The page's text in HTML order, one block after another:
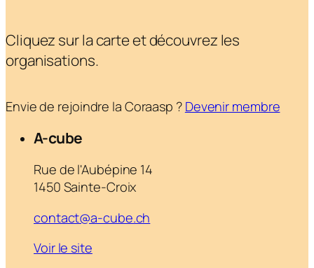
Cliquez sur la carte et découvrez les
organisations.
Envie de rejoindre la Coraasp ? Devenir membre
A-cube
Rue de l'Aubépine 14
1450 Sainte-Croix
contact@a-cube.ch
Voir le site